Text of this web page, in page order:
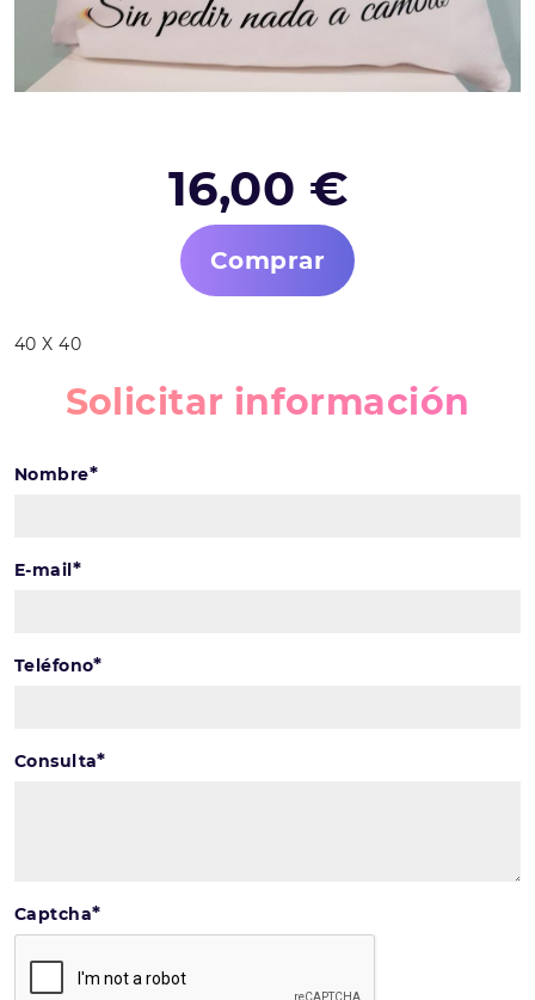
16,00 €
Comprar
40 X 40
Solicitar información
Nombre*
E-mail*
Teléfono*
Consulta*
Captcha*